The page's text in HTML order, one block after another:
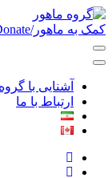
Skip
to
Soutshore
کمک به ماهور/Donate
آشنایی با
ارتباط با ما